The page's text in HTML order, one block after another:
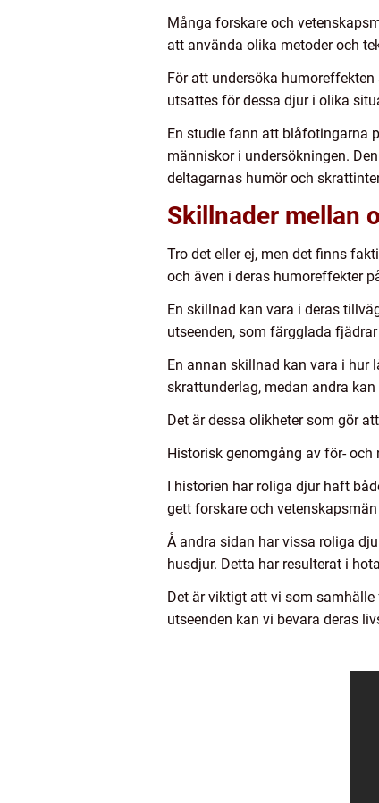
Många forskare och
att använda olika metoder och
För att undersöka
utsattes för dessa djur i olika
En studie fann att blåfotingarna
människor i undersökningen.
deltagarnas humör och
Skillnader mellan
Tro det eller ej, men det finns
och även i deras humoreffekter
En skillnad kan vara i deras
utseenden, som färgglada
En annan skillnad kan vara i hur
skrattunderlag, medan andra
Det är dessa olikheter som gör
Historisk genomgång av för-
I historien har roliga djur haft
gett forskare och
Å andra sidan har vissa roliga
husdjur. Detta har resulterat i
Det är viktigt att vi som
utseenden kan vi bevara deras